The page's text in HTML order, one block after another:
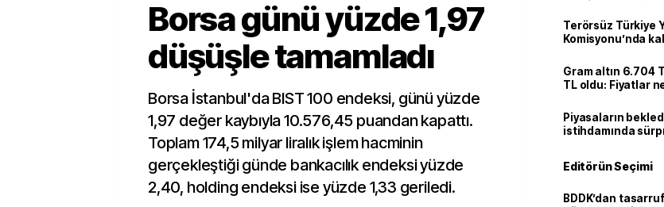
Borsa günü yüzde 1,97
düşüşle tamamladı
Borsa İstanbul'da BIST 100 endeksi, günü yüzde
1,97 değer kaybıyla 10.576,45 puandan kapattı.
Toplam 174,5 milyar liralık işlem hacminin
gerçekleştiği günde bankacılık endeksi yüzde
2,40, holding endeksi ise yüzde 1,33 geriledi.
Terörsüz Türkiye
Komisyonu’nda
Gram altın 6.704
TL oldu: Fiyatlar
Piyasaların
istihdamında
Editörün Seçimi
BDDK’dan